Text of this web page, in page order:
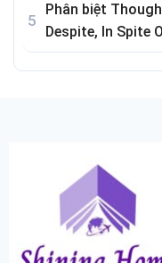
Phân biệt
Despite, In Spite